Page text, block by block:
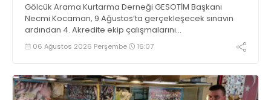
Gölcük Arama Kurtarma Derneği GESOTİM Başkanı
Necmi Kocaman, 9 Ağustos’ta gerçekleşecek sınavın
ardından 4. Akredite ekip çalışmalarını
tamamlayacaklarını ifade ederek açıklamalarda
bulundu. Kocaman, “Gölcük’te ve Kocaeli genelinde ses
06 Ağustos 2026 Perşembe 16:07